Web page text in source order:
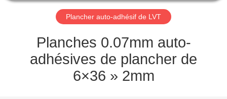
VISITE
D'USINE
CONTRÔLE
Plancher auto-adhésif de LVT
Planches 0.07mm auto-
adhésives de plancher de
6×36 » 2mm